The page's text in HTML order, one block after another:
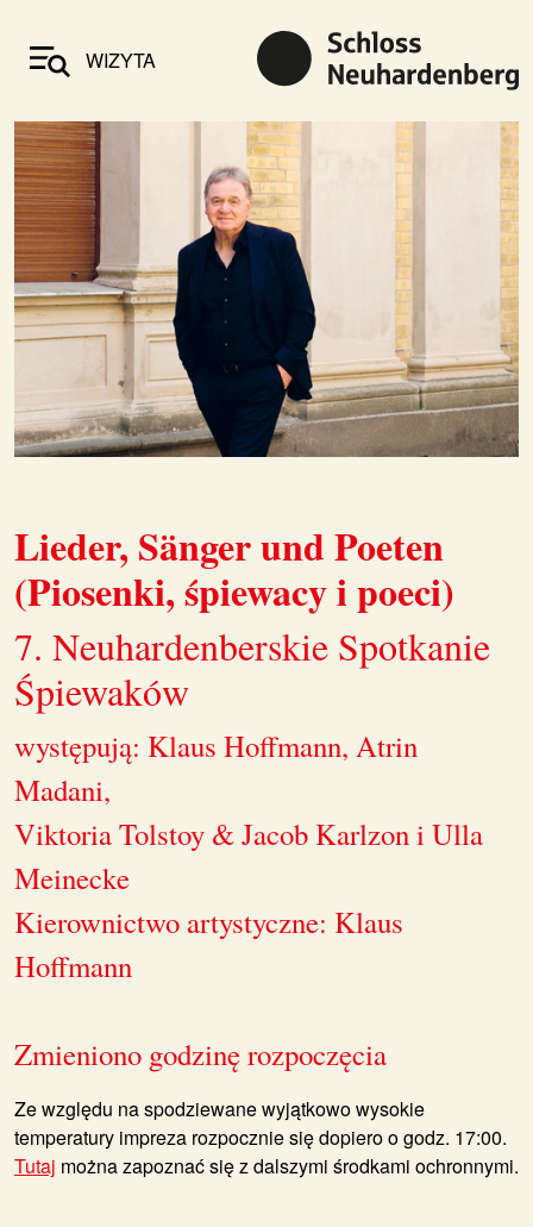
WIZYTA
Lieder, Sänger und Poeten
(Piosenki, śpiewacy i poeci)
7. Neuhardenberskie Spotkanie
Śpiewaków
występują: Klaus Hoffmann, Atrin
Madani,
Viktoria Tolstoy & Jacob Karlzon i Ulla
Meinecke
Kierownictwo artystyczne: Klaus
Hoffmann
Zmieniono godzinę rozpoczęcia
Ze względu na spodziewane wyjątkowo wysokie
temperatury impreza rozpocznie się dopiero o godz. 17:00.
Tutaj można zapoznać się z dalszymi środkami ochronnymi.